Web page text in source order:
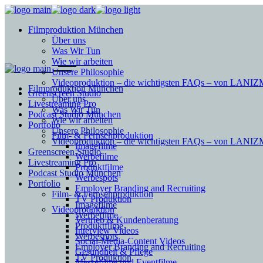
Filmproduktion München
Über uns
Was Wir Tun
Wie wir arbeiten
Unsere Philosophie
Videoproduktion – die wichtigsten FAQs – von
Greenscreen Studio
Livestreaming Pro
Podcast Studio München
Portfolio
Film- & Fernsehproduktion
Imagefilme
Werbefilme
Produktfilme
Werbespots
Employer Branding and Recruiting
TV Produktion
Videoproduktion
Vertrieb & Kundenberatung
Interview Videos
Social-Media-Content Videos
Gesundheit & Pflege
Filmproduktion München
Über uns
Was Wir Tun
Wie wir arbeiten
Unsere Philosophie
Videoproduktion – die wichtigsten FAQs – von
Greenscreen Studio
Livestreaming Pro
Podcast Studio München
Portfolio
Film- & Fernsehproduktion
Imagefilme
Werbefilme
Produktfilme
Werbespots
Employer Branding and Recruiting
TV Produktion